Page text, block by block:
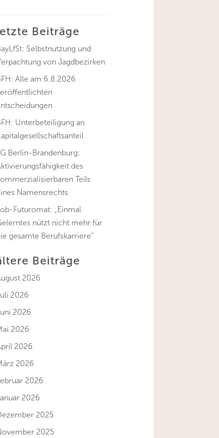
Beiträge
Selbstnutzung und
von Jagdbezirken
Alle am 6.8.2026
Unterbeteiligung an
Berlin-Brandenburg:
des
Teils
Namensrechts
Futuromat: „Einmal
nützt nicht mehr für
gesamte Berufskarriere“
Beiträge
2026
2026
2026
2026
2026
2026
2026
2026
2025
2025